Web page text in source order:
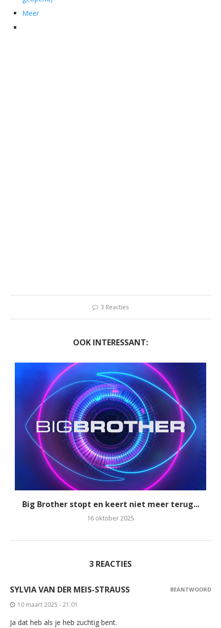
Meer
3 Reacties
OOK INTERESSANT:
Big Brother stopt en keert niet meer terug...
16 oktober 2025
3 REACTIES
SYLVIA VAN DER MEIS-STRAUSS
10 maart 2025 - 21:01
Ja dat heb als je heb zuchtig bent.
BEANTWOORD